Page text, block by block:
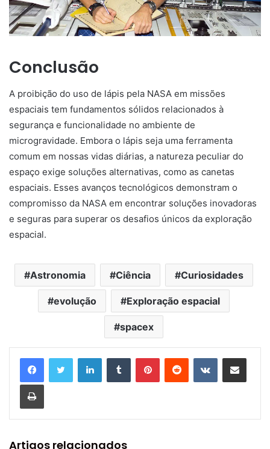
Conclusão
A proibição do uso de lápis pela NASA em missões
espaciais tem fundamentos sólidos relacionados à
segurança e funcionalidade no ambiente de
microgravidade. Embora o lápis seja uma ferramenta
comum em nossas vidas diárias, a natureza peculiar do
espaço exige soluções alternativas, como as canetas
espaciais. Esses avanços tecnológicos demonstram o
compromisso da NASA em encontrar soluções inovadoras
e seguras para superar os desafios únicos da exploração
espacial.
Astronomia Ciência Curiosidades
evolução Exploração espacial
spacex
Artigos relacionados